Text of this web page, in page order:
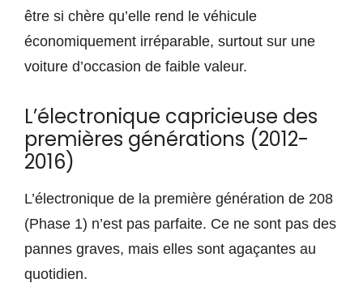
être si chère qu’elle rend le véhicule
économiquement irréparable, surtout sur une
voiture d’occasion de faible valeur.
L’électronique capricieuse des
premières générations (2012-
2016)
L’électronique de la première génération de 208
(Phase 1) n’est pas parfaite. Ce ne sont pas des
pannes graves, mais elles sont agaçantes au
quotidien.